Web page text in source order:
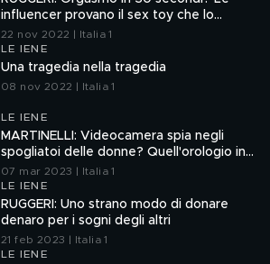
influencer provano il sex toy che lo
promette
22 nov 2022 | Italia 1
LE IENE
Una tragedia nella tragedia
08 nov 2022 | Italia 1
LE IENE
MARTINELLI: Videocamera spia negli
spogliatoi delle donne? Quell'orologio in
palestra
07 mar 2023 | Italia 1
LE IENE
RUGGERI: Uno strano modo di donare
denaro per i sogni degli altri
21 feb 2023 | Italia 1
LE IENE